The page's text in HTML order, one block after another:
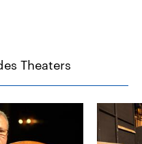
Theaters